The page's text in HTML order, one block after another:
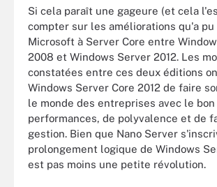
Si cela paraît une gageure (et cela
compter sur les améliorations qu'a
Microsoft à Server Core entre
2008 et Windows Server 2012. Les
constatées entre ces deux éditions
Windows Server Core 2012 de faire
le monde des entreprises avec le bon
performances, de polyvalence et de
gestion. Bien que Nano Server
prolongement logique de Windows
est pas moins une petite révolution.